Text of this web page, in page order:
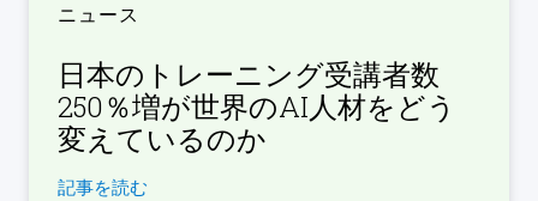
ニュース
日本のトレーニング受講者数
250％増が世界のAI人材をどう
変えているのか
記事を読む